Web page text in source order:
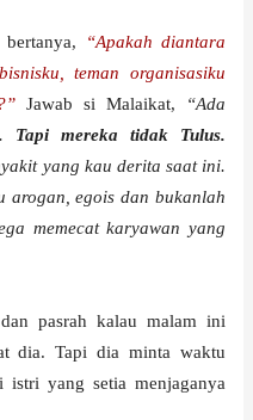
“Apakah diantara
teman organisasiku
Jawab si Malaikat, “Ada
Tapi mereka tidak Tulus.
yang kau derita saat ini.
arogan, egois dan bukanlah
memecat karyawan yang
pasrah kalau malam ini
dia. Tapi dia minta waktu
istri yang setia menjaganya